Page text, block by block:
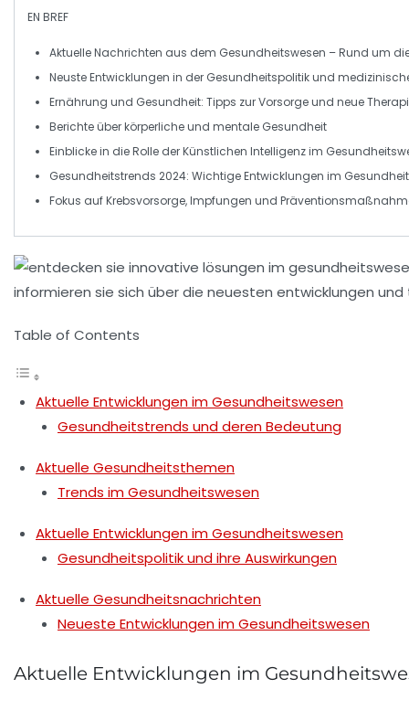
EN BREF
Aktuelle Nachrichten aus dem Gesundheitswesen – Rund um
Neuste Entwicklungen in der Gesundheitspolitikund
Ernährung und Gesundheit: Tipps zurVorsorgeund neue
Berichte überkörperlicheund mentale Gesundheit
Einblicke in die Rolle derKünstlichen Intelligenzim
Gesundheitstrends 2024: Wichtige Entwicklungen im
Fokus aufKrebsvorsorge,Impfungen und
Table of Contents
Aktuelle Entwicklungen im Gesundheitswesen
Gesundheitstrends und deren Bedeutung
Aktuelle Gesundheitsthemen
Trends im Gesundheitswesen
Aktuelle Entwicklungen im Gesundheitswesen
Gesundheitspolitik und ihre Auswirkungen
Aktuelle Gesundheitsnachrichten
Neueste Entwicklungen im Gesundheitswesen
Aktuelle Entwicklungen im